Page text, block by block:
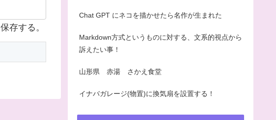
存する。
Chat GPT にネコを描かせたら名作が生まれた
Markdown方式というものに対する、文系的視点から
訴えたい事！
山形県 赤湯 さかえ食堂
イナバガレージ(物置)に換気扇を設置する！